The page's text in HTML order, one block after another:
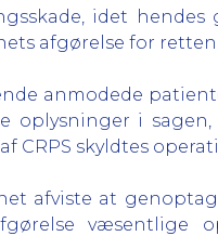
idet
afgørelse for retten.
anmodede
oplysninger i
CRPS skyldtes
afviste at
væsentlige